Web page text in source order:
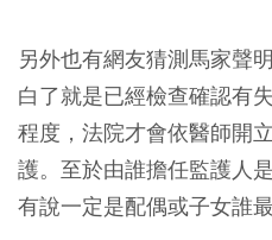
另外也有網友猜測馬家聲
白了就是已經檢查確認有
程度，法院才會依醫師開
護。至於由誰擔任監護人
有說一定是配偶或子女誰最